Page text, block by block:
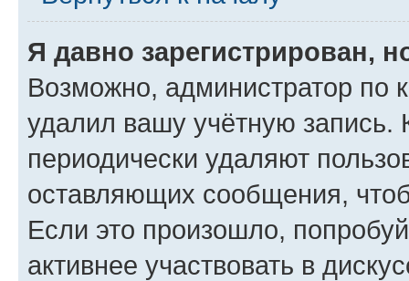
Я давно зарегистрирован,
Возможно, администратор по
удалил вашу учётную запись.
периодически удаляют
оставляющих сообщения,
Если это произошло,
активнее участвовать в